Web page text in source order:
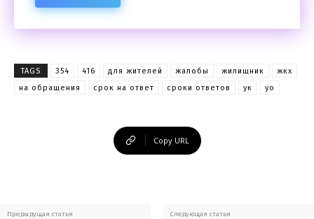
TAGS 354 416 для жителей жалобы жилищник
жкх
на обращения
срок на ответ сроки ответов ук уо
Copy URL
Предыдущая статья Следующая статья